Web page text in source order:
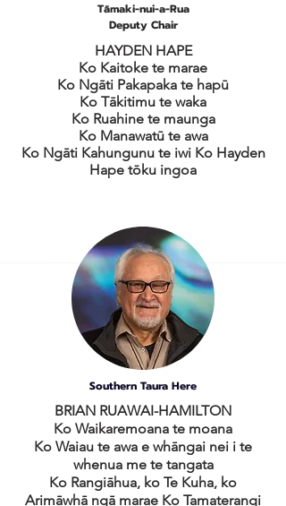
Tāmaki-nui-a-Rua
Deputy Chair
HAYDEN HAPE
Ko Kaitoke te marae
Ko Ngāti Pakapaka te hapū
Ko Tākitimu te waka
Ko Ruahine te maunga
Ko Manawatū te awa
Ko Ngāti Kahungunu te iwi Ko Hayden
Hape tōku ingoa
Southern Taura Here
BRIAN RUAWAI-HAMILTON
Ko Waikaremoana te moana
Ko Waiau te awa e whāngai nei i te
whenua me te tangata
Ko Rangiāhua, ko Te Kuha, ko
Arimāwhā ngā marae Ko Tamaterangi